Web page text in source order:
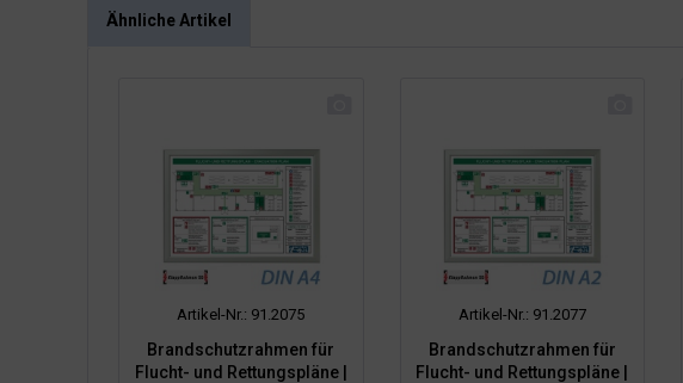
Ähnliche Artikel
Artikel-Nr.: 91.2075
Brandschutzrahmen für
Flucht- und Rettungspläne |
Artikel-Nr.: 91.2077
Brandschutzrahmen für
Flucht- und Rettungspläne |